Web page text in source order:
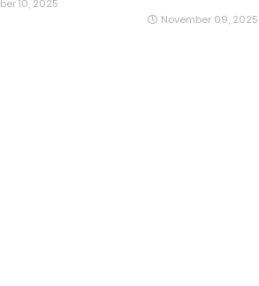
10, 2025
November 09, 2025